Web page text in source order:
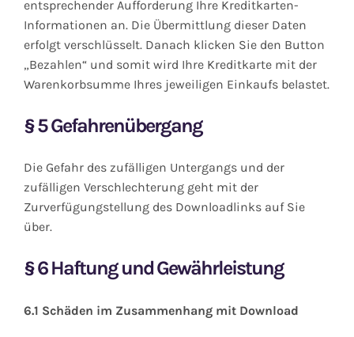
entsprechender Aufforderung Ihre Kreditkarten-
Informationen an. Die Übermittlung dieser Daten
erfolgt verschlüsselt. Danach klicken Sie den Button
„Bezahlen“ und somit wird Ihre Kreditkarte mit der
Warenkorbsumme Ihres jeweiligen Einkaufs belastet.
§5 Gefahrenübergang
Die Gefahr des zufälligen Untergangs und der
zufälligen Verschlechterung geht mit der
Zurverfügungstellung des Downloadlinks auf Sie
über.
§6 Haftung und Gewährleistung
6.1 Schäden im Zusammenhang mit Download